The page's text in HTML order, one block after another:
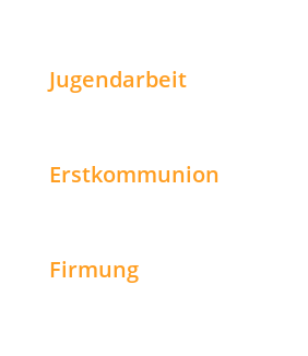
Jugendarbeit
Erstkommunion
Firmung